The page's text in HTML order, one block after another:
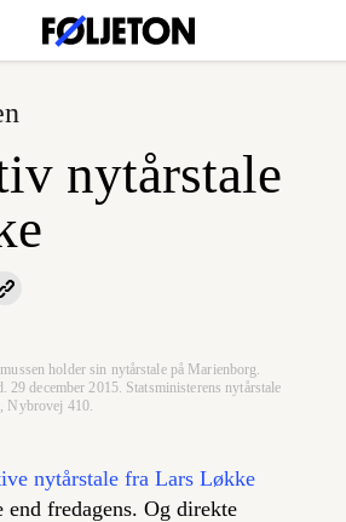
nytårstale
holder sin nytårstale på Marienborg.
29 december 2015. Statsministerens nytårstale
Nybrovej 410.
nytårstale fra Lars Løkke
end fredagens. Og direkte